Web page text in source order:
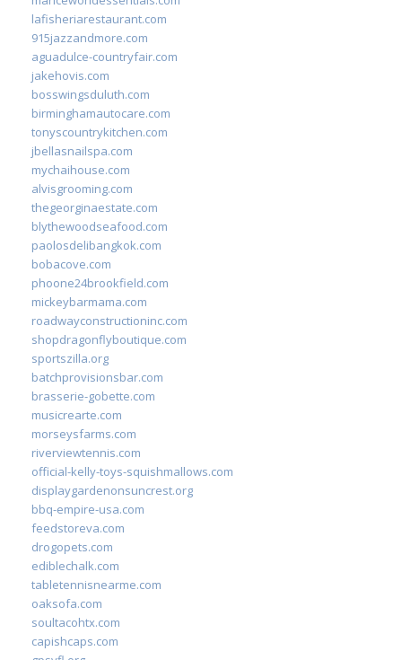
lafisheriarestaurant.com
915jazzandmore.com
aguadulce-countryfair.com
jakehovis.com
bosswingsduluth.com
birminghamautocare.com
tonyscountrykitchen.com
jbellasnailspa.com
mychaihouse.com
alvisgrooming.com
thegeorginaestate.com
blythewoodseafood.com
paolosdelibangkok.com
bobacove.com
phoone24brookfield.com
mickeybarmama.com
roadwayconstructioninc.com
shopdragonflyboutique.com
sportszilla.org
batchprovisionsbar.com
brasserie-gobette.com
musicrearte.com
morseysfarms.com
riverviewtennis.com
official-kelly-toys-squishmallows.com
displaygardenonsuncrest.org
bbq-empire-usa.com
feedstoreva.com
drogopets.com
ediblechalk.com
tabletennisnearme.com
oaksofa.com
soultacohtx.com
capishcaps.com